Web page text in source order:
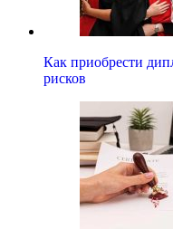
Как приобрести
рисков